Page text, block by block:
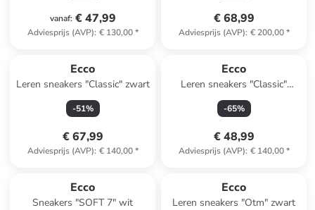
vanaf: € 47,99
Adviesprijs (AVP): € 130,00*
€ 68,99
Adviesprijs (AVP): € 200,00*
Ecco
Leren sneakers "Classic" zwart
-51%
€ 67,99
Adviesprijs (AVP): € 140,00*
Ecco
Leren sneakers "Classic"
donkerblauw
-65%
€ 48,99
Adviesprijs (AVP): € 140,00*
Ecco
Sneakers "SOFT 7" wit
Ecco
Leren sneakers "Otm" zwart